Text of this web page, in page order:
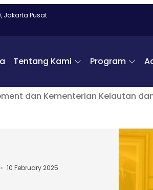
Jakarta Pusat
Tentang Kami Program
dan Kementerian Kelautan
10 February 2025